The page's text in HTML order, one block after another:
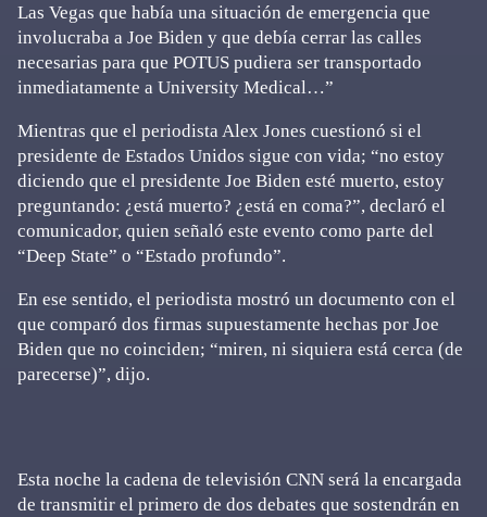
Las Vegas que había una situación de emergencia que
involucraba a Joe Biden y que debía cerrar las calles
necesarias para que POTUS pudiera ser transportado
inmediatamente a University Medical…”
Mientras que el periodista Alex Jones cuestionó si el
presidente de Estados Unidos sigue con vida; “no estoy
diciendo que el presidente Joe Biden esté muerto, estoy
preguntando: ¿está muerto? ¿está en coma?”, declaró el
comunicador, quien señaló este evento como parte del
“Deep State” o “Estado profundo”.
En ese sentido, el periodista mostró un documento con el
que comparó dos firmas supuestamente hechas por Joe
Biden que no coinciden; “miren, ni siquiera está cerca (de
parecerse)”, dijo.
Esta noche la cadena de televisión CNN será la encargada
de transmitir el primero de dos debates que sostendrán en